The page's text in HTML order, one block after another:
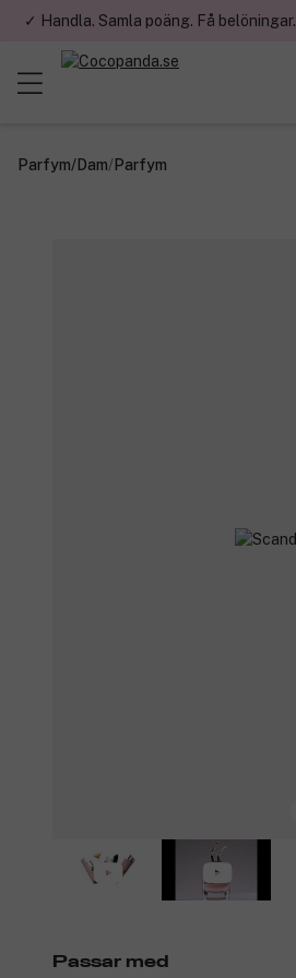
✓ Handla. Samla poäng. Få belöningar.
Parfym/Dam/Parfym
Passar med